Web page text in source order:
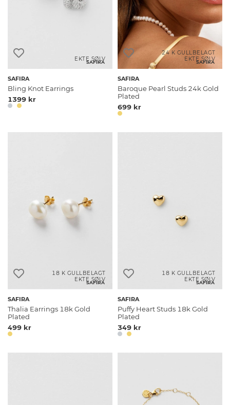
SAFIRA
EKTE SØLV
SAFIRA
Bling Knot Earrings
1399 kr
SAFIRA
24 K GULLBELAGT
EKTE SØLV
SAFIRA
Baroque Pearl Studs 24k Gold
Plated
699 kr
SAFIRA
18 K GULLBELAGT
EKTE SØLV
SAFIRA
Thalia Earrings 18k Gold
Plated
499 kr
SAFIRA
18 K GULLBELAGT
EKTE SØLV
SAFIRA
Puffy Heart Studs 18k Gold
Plated
349 kr